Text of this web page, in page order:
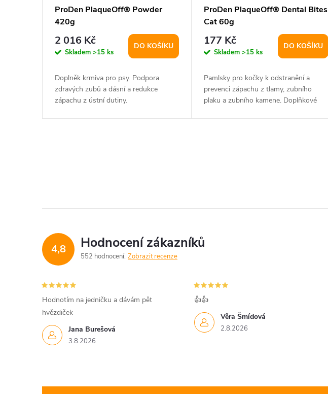
ProDen PlaqueOff® Powder
420g
2 016 Kč
Skladem >15 ks
DO KOŠÍKU
Doplněk krmiva pro psy. Podpora
zdravých zubů a dásní a redukce
zápachu z ústní dutiny.
ProDen PlaqueOff® Dental Bites
Cat 60g
177 Kč
Skladem>15 ks
DO KOŠÍKU
Pamlsky pro kočky k odstranění a
prevenci zápachu z tlamy, zubního
plaku a zubního kamene. Doplňkové
d
a
c
í
p
r
4,8 Hodnocení zákazníků
552 hodnocení Zobrazit recenze
Jana Burešová
3.8.2026
Hodnotím na jedničku a dávám pět
hvězdiček
Věra Šmídová
2.8.2026
👍👍